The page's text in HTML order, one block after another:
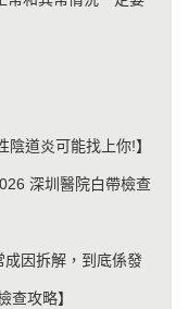
陰道炎可能找上你!】
深圳醫院白帶檢查
因拆解，到底係發
查攻略】